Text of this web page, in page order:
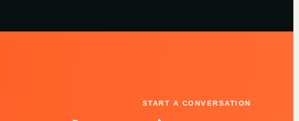
START A CONVERSATION